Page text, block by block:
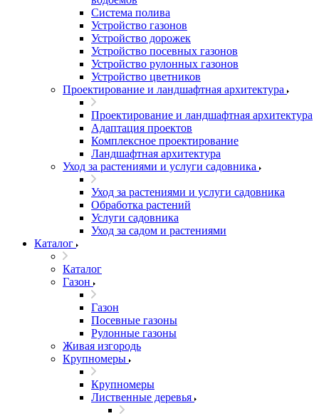
Система полива
Устройство газонов
Устройство дорожек
Устройство посевных газонов
Устройство рулонных газонов
Устройство цветников
Проектирование и ландшафтная архитектура
Проектирование и ландшафтная архитектура
Адаптация проектов
Комплексное проектирование
Ландшафтная архитектура
Уход за растениями и услуги садовника
Уход за растениями и услуги садовника
Обработка растений
Услуги садовника
Уход за садом и растениями
Каталог
Каталог
Газон
Газон
Посевные газоны
Рулонные газоны
Живая изгородь
Крупномеры
Крупномеры
Лиственные деревья